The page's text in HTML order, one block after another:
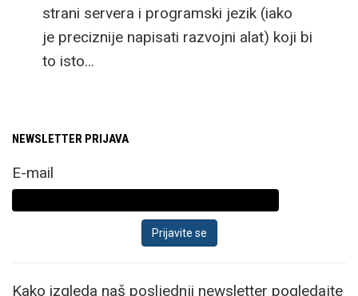
strani servera i programski jezik (iako
je preciznije napisati razvojni alat) koji bi
to isto…
NEWSLETTER PRIJAVA
E-mail
Kako izgleda naš posljednji newsletter pogledajte